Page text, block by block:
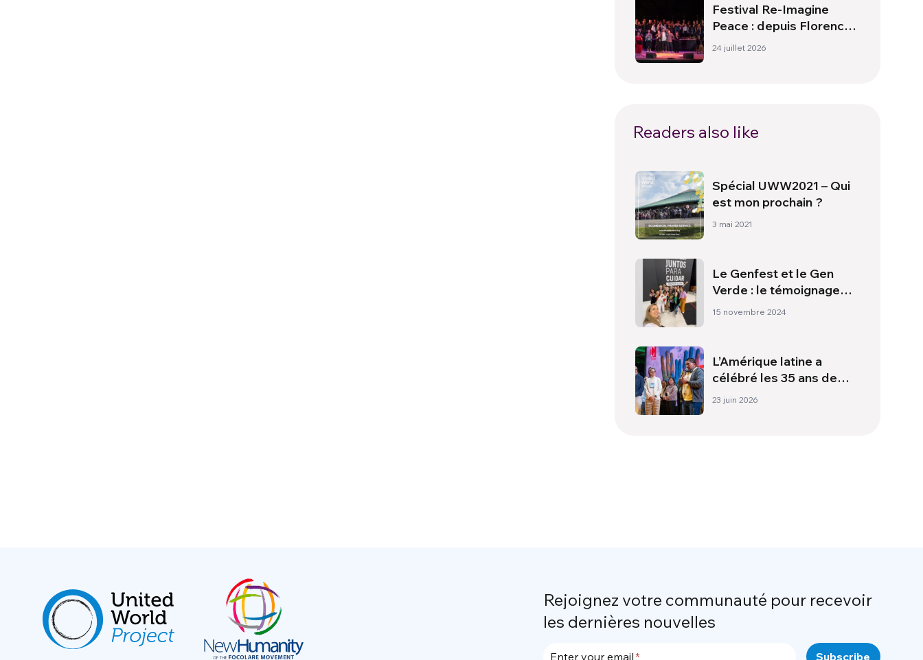
Festival Re-Imagine
Peace : depuis Florence,
un hymne à la paix
24 juillet 2026
Readers also like
Spécial UWW2021 – Qui
est mon prochain ?
3 mai 2021
Le Genfest et le Gen
Verde : le témoignage
d’Anita Martínez
15 novembre 2024
L’Amérique latine a
célébré les 35 ans de
l’Économie de
23 juin 2026
Rejoignez votre communauté pour recevoir
les dernières nouvelles
Enter your email